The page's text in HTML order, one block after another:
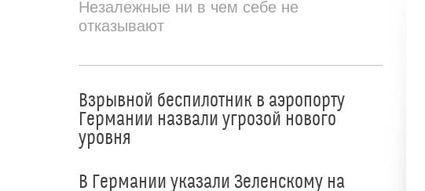
Незалежные ни в чем себе не
отказывают
Взрывной беспилотник в аэропорту
Германии назвали угрозой нового
уровня
В Германии указали Зеленскому на